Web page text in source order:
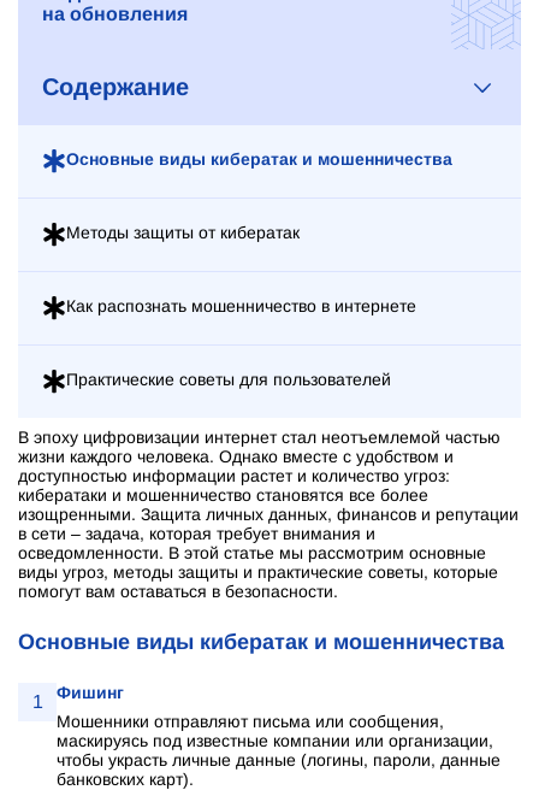
на обновления
Содержание
Основные виды кибератак и мошенничества
Методы защиты от кибератак
Как распознать мошенничество в интернете
Практические советы для пользователей
В эпоху цифровизации интернет стал неотъемлемой частью
жизни каждого человека. Однако вместе с удобством и
доступностью информации растет и количество угроз:
кибератаки и мошенничество становятся все более
изощренными. Защита личных данных, финансов и репутации
в сети – задача, которая требует внимания и
осведомленности. В этой статье мы рассмотрим основные
виды угроз, методы защиты и практические советы, которые
помогут вам оставаться в безопасности.
Основные виды кибератак и мошенничества
1
Фишинг
Мошенники отправляют письма или сообщения,
маскируясь под известные компании или организации,
чтобы украсть личные данные (логины, пароли, данные
банковских карт).